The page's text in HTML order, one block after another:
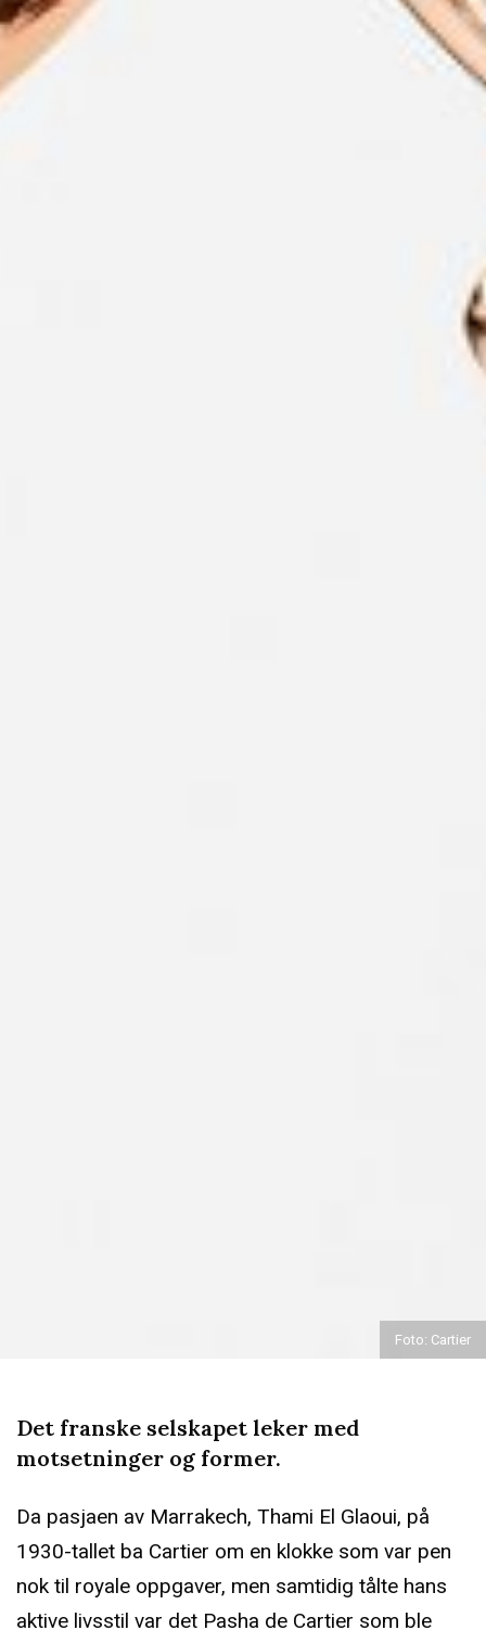
Foto: Cartier
Det franske selskapet leker med
motsetninger og former.
Da pasjaen av Marrakech, Thami El Glaoui, på
1930-tallet ba Cartier om en klokke som var pen
nok til royale oppgaver, men samtidig tålte hans
aktive livsstil var det Pasha de Cartier som ble